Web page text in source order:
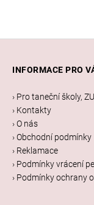
INFORMACE PRO
› Pro taneční školy,
› Kontakty
› O nás
› Obchodní podmínky
› Reklamace
› Podmínky vrácení
› Podmínky ochrany